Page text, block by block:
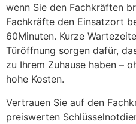
wenn Sie den Fachkräften
Fachkräfte den Einsatzort
60Minuten. Kurze
Türöffnung sorgen dafür,
zu Ihrem Zuhause haben –
hohe Kosten.
Vertrauen Sie auf den
preiswerten